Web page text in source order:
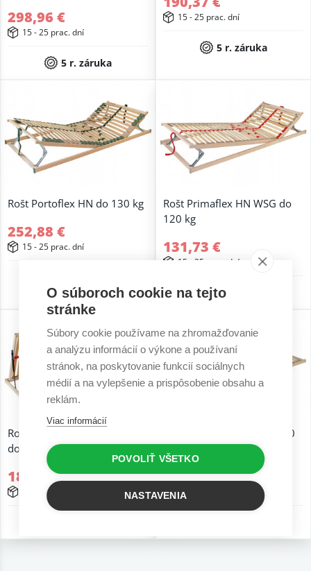
298,96 €
15 - 25 prac. dní
5 r. záruka
15 - 25 prac. dní
5 r. záruka
Rošt Portoflex HN do 130 kg
252,88 €
15 - 25 prac. dní
Rošt Primaflex HN WSG do
120 kg
131,73 €
15 - 25 prac. dní
2 r. záruka
Rošt Primaflex Kombi P WSG
do 120 kg
185,67 €
15 - 25 prac. dní
Rošt Primaflex WSG do 120
kg
87,82 €
15 - 25 prac. dní
O súboroch cookie na tejto
stránke
Súbory cookie používame na zhromažďovanie
a analýzu informácií o výkone a používaní
stránok, na poskytovanie funkcií sociálnych
médií a na vylepšenie a prispôsobenie obsahu a
reklám.
Viac informácií
POVOLIŤ VŠETKO
NASTAVENIA